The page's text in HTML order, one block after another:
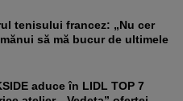
să mă bucur de ultimele